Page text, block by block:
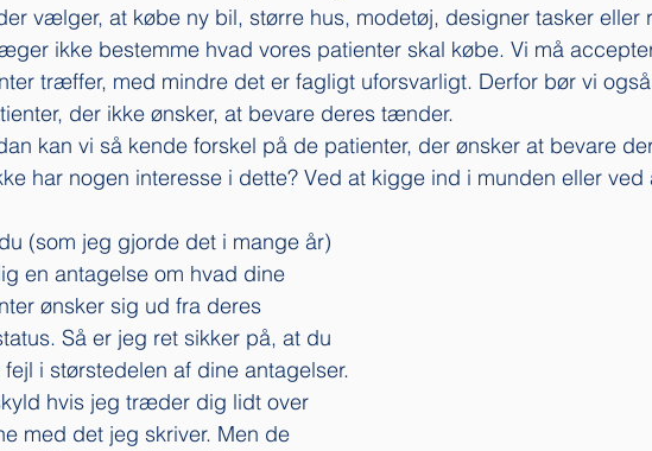
vælger, at købe ny bil, større hus, modetøj, designer tasker eller
ikke bestemme hvad vores patienter skal købe. Vi må
træffer, med mindre det er fagligt uforsvarligt. Derfor bør vi
der ikke ønsker, at bevare deres tænder.
kan vi så kende forskel på de patienter, der ønsker at bevare
har nogen interesse i dette? Ved at kigge ind i munden eller
(som jeg gjorde det i mange år)
en antagelse om hvad dine
ønsker sig ud fra deres
Så er jeg ret sikker på, at du
i størstedelen af dine antagelser.
hvis jeg træder dig lidt over
med det jeg skriver. Men de